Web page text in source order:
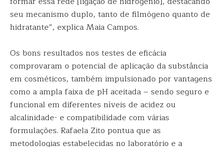
seu mecanismo duplo, tanto de filmógeno quanto de
hidratante”, explica Maia Campos.
Os bons resultados nos testes de eficácia
comprovaram o potencial de aplicação da substância
em cosméticos, também impulsionado por vantagens
como a ampla faixa de pH aceitada – sendo seguro e
funcional em diferentes níveis de acidez ou
alcalinidade- e compatibilidade com várias
formulações. Rafaela Zito pontua que as
metodologias estabelecidas no laboratório e a